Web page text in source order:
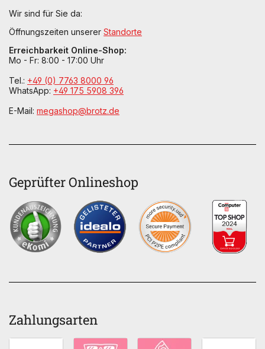
Wir sind für Sie da:
Öffnungszeiten unserer Standorte
Erreichbarkeit Online-Shop:
Mo - Fr: 8:00 - 17:00 Uhr
Tel.: +49 (0) 7763 8000 96
WhatsApp: +49 175 5908 396
E-Mail: megashop@brotz.de
Geprüfter Onlineshop
Zahlungsarten